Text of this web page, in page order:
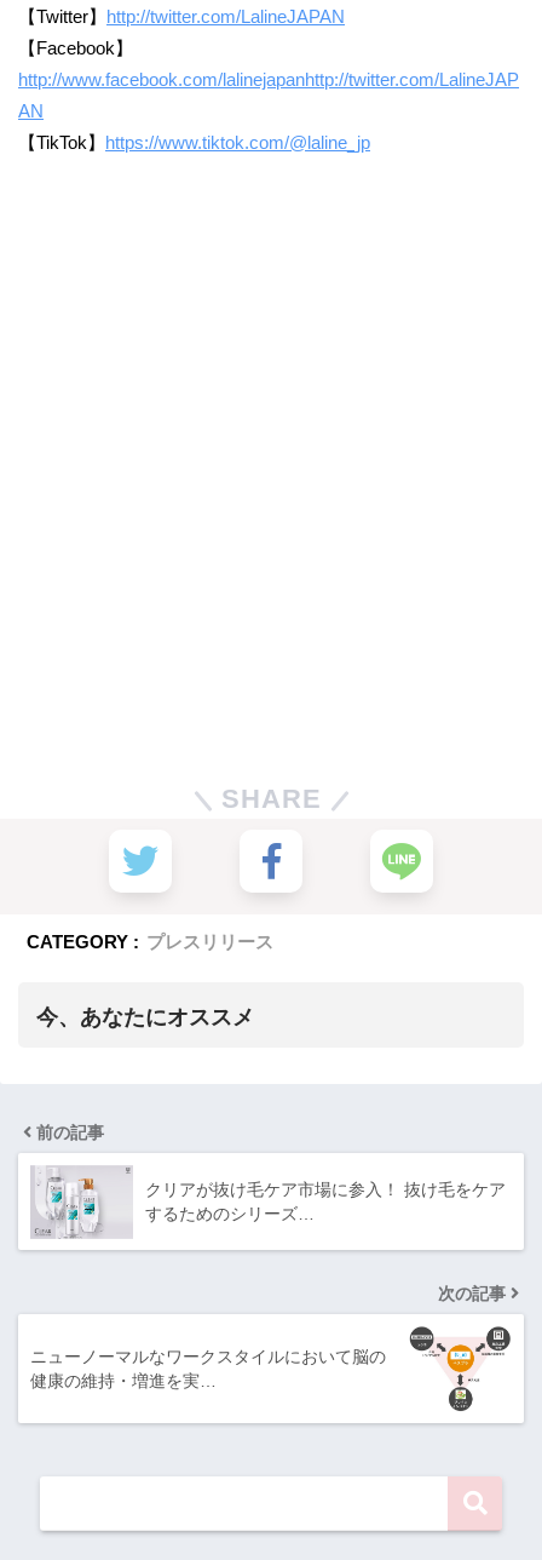
【Twitter】 http://twitter.com/LalineJAPAN
【Facebook】
http://www.facebook.com/lalinejapanhttp://twitter.com/LalineJAP
AN
【TikTok】 https://www.tiktok.com/@laline_jp
SHARE
CATEGORY : プレスリリース
今、あなたにオススメ
前の記事
クリアが抜け毛ケア市場に参入！ 抜け毛をケア
するためのシリーズ…
次の記事
ニューノーマルなワークスタイルにおいて脳の
健康の維持・増進を実…